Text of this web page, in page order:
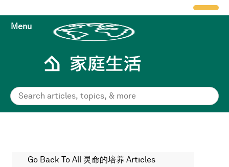
Menu
Go Back To All 灵命的培养 Articles